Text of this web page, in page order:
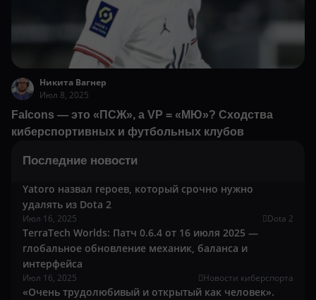
Никита Вагнер
Июл 8, 2025
Falcons — это «ПСЖ», а VP = «МЮ»? Сходства
киберспортивных и футбольных клубов
Последние новости
Yatoro назвал героев, который срочно нужно
удалять из Dota 2
Июл 16, 2025 Dota 2
TerraTech Worlds: Патч 0.6.4 от 16 июля 2025 —
глобальное обновление механик, баланса и
интерфейса
Июл 16, 2025 Новости киберспорта
«Очень трудолюбивый и открытый как человек».